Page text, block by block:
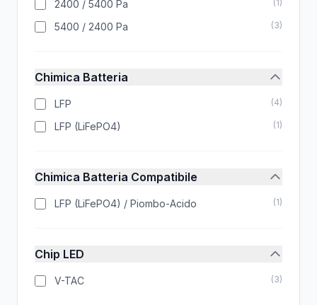
2400 / 5400 Pa (1 )
5400 / 2400 Pa (3)
Chimica Batteria
LFP (4)
LFP (LiFePO4) (1)
Chimica Batteria Compatibile
LFP (LiFePO4) / Piombo-Acido (1)
Chip LED
V-TAC (3)